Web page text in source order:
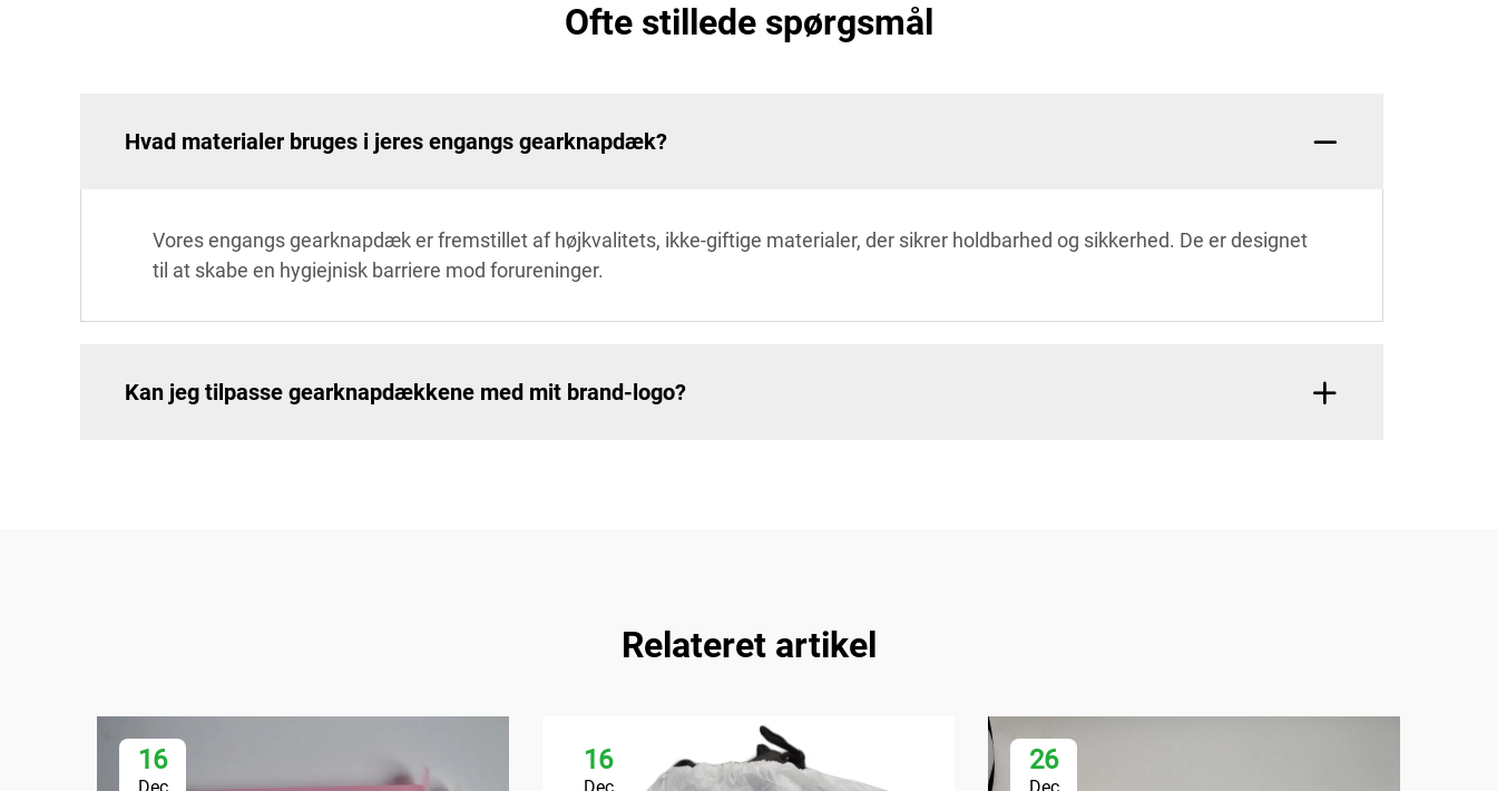
Ofte stillede spørgsmål
Hvad materialer bruges i jeres engangs gearknapdæk?
Vores engangs gearknapdæk er fremstillet af højkvalitets, ikke-giftige materialer, der sikrer holdbarhed og sikkerhed. De er designet
til at skabe en hygiejnisk barriere mod forureninger.
Kan jeg tilpasse gearknapdækkene med mit brand-logo?
Relateret artikel
16 16 26